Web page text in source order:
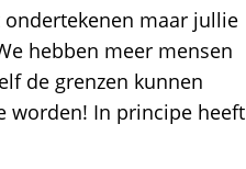
maar jullie
hebben meer mensen
de grenzen kunnen
worden! In principe heeft